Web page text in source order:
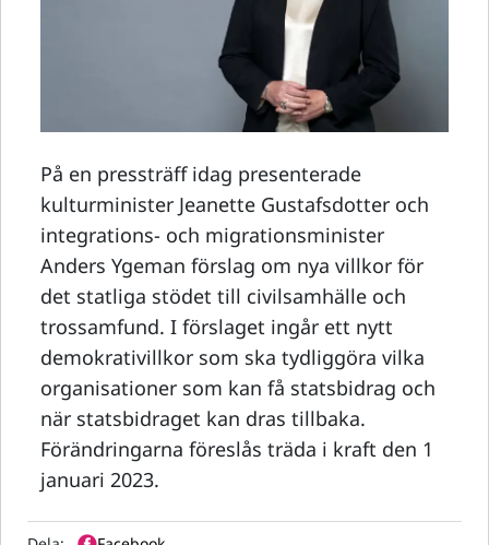
På en pressträff idag presenterade
kulturminister Jeanette Gustafsdotter och
integrations- och migrationsminister
Anders Ygeman förslag om nya villkor för
det statliga stödet till civilsamhälle och
trossamfund. I förslaget ingår ett nytt
demokrativillkor som ska tydliggöra vilka
organisationer som kan få statsbidrag och
när statsbidraget kan dras tillbaka.
Förändringarna föreslås träda i kraft den 1
januari 2023.